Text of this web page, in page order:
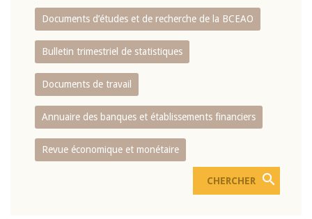
Documents d’études et de recherche de la BCEAO
Bulletin trimestriel de statistiques
Documents de travail
Annuaire des banques et établissements financiers
Revue économique et monétaire